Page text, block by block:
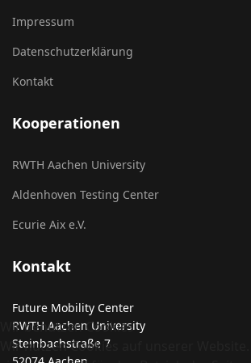
Impressum
Datenschutzerklärung
Kontakt
Kooperationen
RWTH Aachen University
Aldenhoven Testing Center
Ecurie Aix e.V.
Kontakt
Future Mobility Center
RWTH Aachen University
Steinbachstraße 7
Wir benutzen Cookies
Wir nutzen Cookies auf unserer Website.